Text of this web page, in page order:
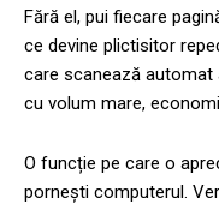
Fără el, pui fiecare
ce devine plictisitor
care scanează automat
cu volum mare,
O funcție pe care o
pornești computerul.